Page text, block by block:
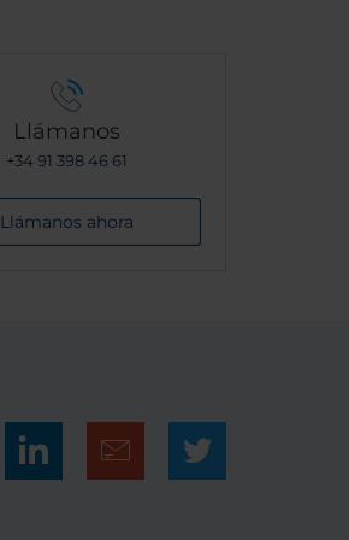
Llámanos
+34 91 398 46 61
Llámanos ahora